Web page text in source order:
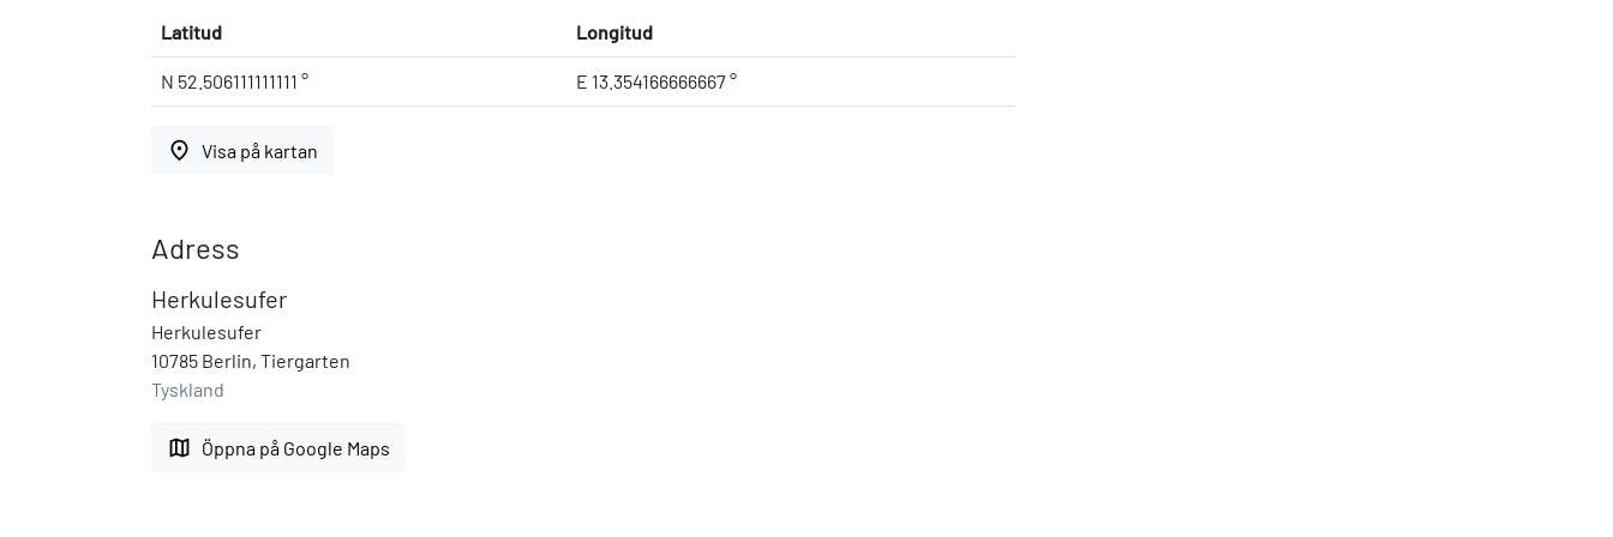
Latitud Longitud
N 52.506111111111 ° E 13.354166666667 °
place Visa på kartan
Adress
Herkulesufer
Herkulesufer
10785 Berlin, Tiergarten
Tyskland
map Öppna på Google Maps